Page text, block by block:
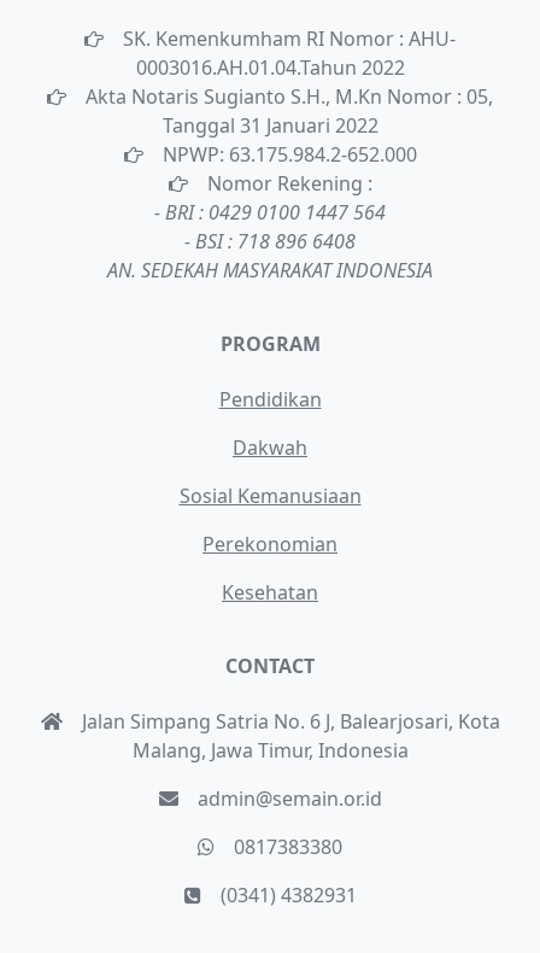
SK. Kemenkumham RI Nomor : AHU-
0003016.AH.01.04.Tahun 2022
Akta Notaris Sugianto S.H., M.Kn Nomor : 05,
Tanggal 31 Januari 2022
NPWP: 63.175.984.2-652.000
Nomor Rekening :
- BRI : 0429 0100 1447 564
- BSI : 718 896 6408
AN. SEDEKAH MASYARAKAT INDONESIA
PROGRAM
Pendidikan
Dakwah
Sosial Kemanusiaan
Perekonomian
Kesehatan
CONTACT
Jalan Simpang Satria No. 6 J, Balearjosari, Kota
Malang, Jawa Timur, Indonesia
admin@semain.or.id
0817383380
(0341) 4382931